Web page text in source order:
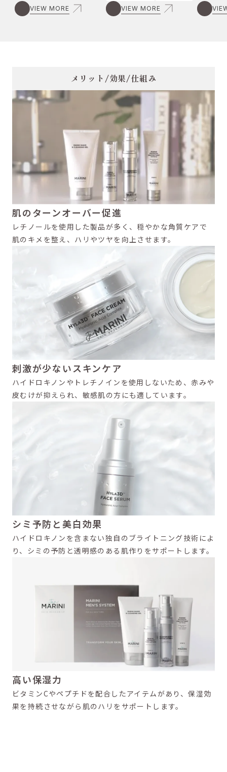
VIEW MORE
VIEW MORE
メリット/効果/仕組み
肌のターンオーバー促進
レチノールを使用した製品が多く、穏やかな角質ケアで
肌のキメを整え、ハリやツヤを向上させます。
刺激が少ないスキンケア
ハイドロキノンやトレチノインを使用しないため、赤みや
皮むけが抑えられ、敏感肌の方にも適しています。
シミ予防と美白効果
ハイドロキノンを含まない独自のブライトニング技術によ
り、シミの予防と透明感のある肌作りをサポートします。
高い保湿力
ビタミンCやペプチドを配合したアイテムがあり、保湿効
果を持続させながら肌のハリをサポートします。